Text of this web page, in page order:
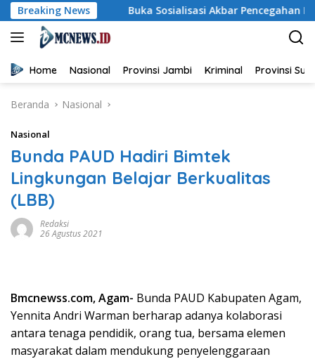
Langsung
ke
konten
Breaking NewsBuka Sosialisasi Akbar Pencegahan IRET,
Home Nasional Provinsi Jambi Kriminal Provinsi
Beranda Nasional
Nasional
Bunda PAUD Hadiri Bimtek
Lingkungan Belajar Berkualitas
(LBB)
Redaksi
26 Agustus 2021
Bmcnewss.com, Agam- Bunda PAUD Kabupaten Agam,
Yennita Andri Warman berharap adanya kolaborasi
antara tenaga pendidik, orang tua, bersama elemen
masyarakat dalam mendukung penyelenggaraan